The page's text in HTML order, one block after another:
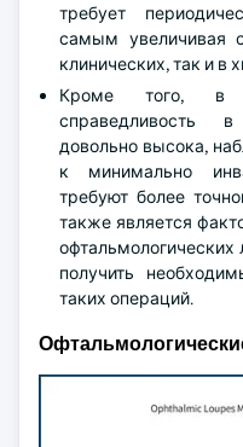
требует
самым увеличивая
клинических, так и в
Кроме того, в
справедливость
довольно высока,
к минимально
требуют более
также является
офтальмологических
получить
таких операций.